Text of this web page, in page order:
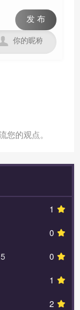
发 布

的观点。
1
0
0
1
2